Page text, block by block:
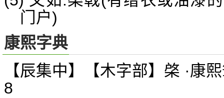
门户)
康熙字典
【辰集中】【木字部】棨 ·康
8